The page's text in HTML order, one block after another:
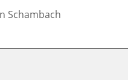
Schambach